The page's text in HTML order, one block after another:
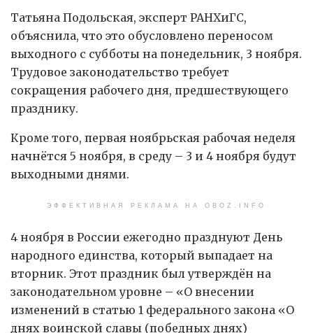
Татьяна Подольская, эксперт РАНХиГС,
объяснила, что это обусловлено переносом
выходного с субботы на понедельник, 3 ноября.
Трудовое законодательство требует
сокращения рабочего дня, предшествующего
празднику.
Кроме того, первая ноябрьская рабочая неделя
начнётся 5 ноября, в среду – 3 и 4 ноября будут
выходными днями.
ЭФФЕКТИВНАЯ РЕКЛАМА НА OBOZ.INFO
4 ноября в России ежегодно празднуют День
народного единства, который выпадает на
вторник. Этот праздник был утверждён на
законодательном уровне – «О внесении
изменений в статью 1 федерального закона «О
днях воинской славы (победных днях)